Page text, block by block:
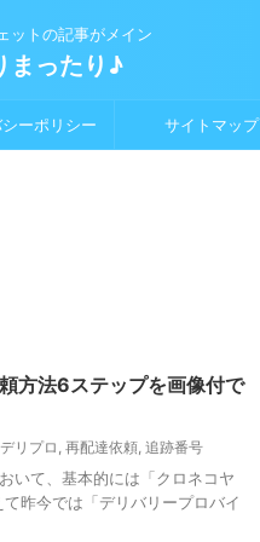
ットの記事がメイン
まったり♪
ーポリシー サイトマップ
方法6ステップを画像付で
デリプロ , 再配達依頼, 追跡番号
いて、基本的には「クロネコヤ
昨今では「デリバリープロバイ